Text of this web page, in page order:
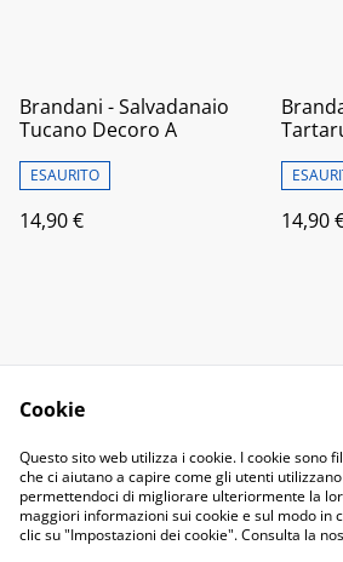
Brandani - Salvadanaio
Tucano Decoro A
ESAURITO
14,90 € 14,90
Contact Us
Privacy Policy
Cookie
Questo sito web utilizza i cookie. I cookie sono
che ci aiutano a capire come gli utenti
permettendoci di migliorare ulteriormente la
maggiori informazioni sui cookie e sul modo in
clic su "Impostazioni dei cookie". Consulta la